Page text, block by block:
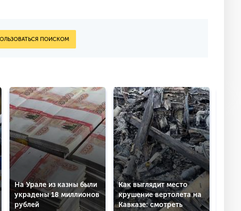
ПОИСКОМ
На Урале из казны были
украдены 18 миллионов
рублей
Как выглядит место
крушение вертолета на
Кавказе: смотреть